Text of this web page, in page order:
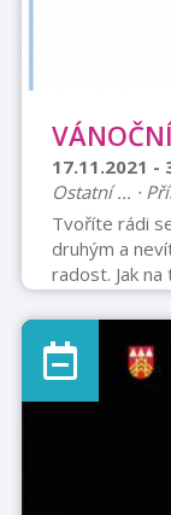
17.11.2021 -
Ostatní ... ·
Tvoříte rádi
druhým a
radost. Jak
psané přání